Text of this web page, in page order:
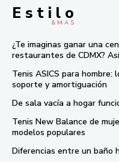
E s t i l o
& M À S
¿Te imaginas ganar una
restaurantes de CDMX?
Tenis ASICS para
soporte y amortiguación
De sala vacía a hogar
Tenis New Balance de
modelos populares
Diferencias entre un baño